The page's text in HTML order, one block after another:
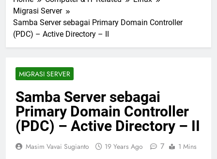
Migrasi Server
Samba Server sebagai Primary Domain Controller
(PDC) – Active Directory – II
MIGRASI SERVER
Samba Server sebagai
Primary Domain Controller
(PDC) – Active Directory – II
Masim Vavai Sugianto 19 Years Ago 7 1 Mins